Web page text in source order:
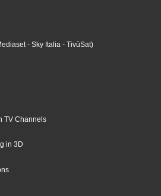
- Sky Italia - TivùSat)
TV Channels
in 3D